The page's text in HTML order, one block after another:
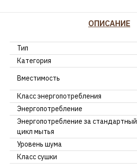
ОПИСАНИЕ
Тип
Категория
Вместимость
Класс энергопотребления
Энергопотребление
Энергопотребление за стандартный
цикл мытья
Уровень шума
Класс сушки